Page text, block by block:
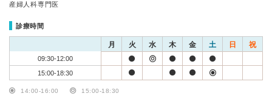
産婦人科専門医
診療時間
月 火 水 木 金 土 日 祝
09:30-12:00
15:00-18:30
14:00-16:00 15:00-18:30